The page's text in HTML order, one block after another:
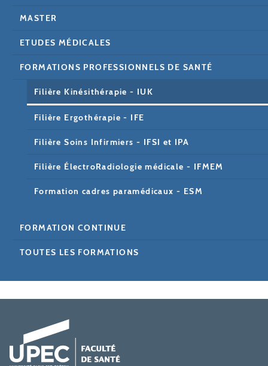
MASTER
ETUDES MÉDICALES
FORMATIONS PROFESSIONNELS DE SANTÉ
Filière Kinésithérapie - IUK
Filière Ergothérapie - IFE
Filière Soins Infirmiers - IFSI et IPA
Filière ÉlectroRadiologie médicale - IFMEM
Formation cadres paramédicaux - ESM
FORMATION CONTINUE
TOUTES LES FORMATIONS